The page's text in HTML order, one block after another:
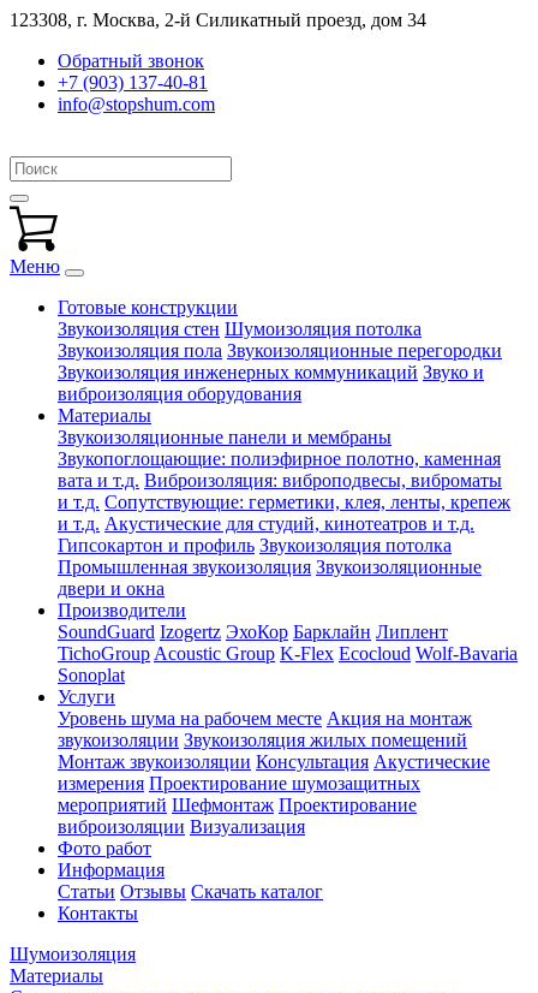
123308, г. Москва, 2-й Силикатный проезд, дом 34
Обратный звонок
+7 (903) 137-40-81
info@stopshum.com
Меню
Готовые конструкции
Звукоизоляция стен Шумоизоляция потолка
Звукоизоляция пола Звукоизоляционные перегородки
Звукоизоляция инженерных коммуникаций Звуко и
виброизоляция оборудования
Материалы
Звукоизоляционные панели и мембраны
Звукопоглощающие: полиэфирное полотно, каменная
вата и т.д. Виброизоляция: виброподвесы, виброматы
и т.д. Сопутствующие: герметики, клея, ленты, крепеж
и т.д. Акустические для студий, кинотеатров и т.д.
Гипсокартон и профиль Звукоизоляция потолка
Промышленная звукоизоляция Звукоизоляционные
двери и окна
Производители
SoundGuard Izogertz ЭхоКор Барклайн Липлент
TichoGroup Acoustic Group K-Flex Ecocloud Wolf-Bavaria
Sonoplat
Услуги
Уровень шума на рабочем месте Акция на монтаж
звукоизоляции Звукоизоляция жилых помещений
Монтаж звукоизоляции Консультация Акустические
измерения Проектирование шумозащитных
мероприятий Шефмонтаж Проектирование
виброизоляции Визуализация
Фото работ
Информация
Статьи Отзывы Скачать каталог
Контакты
Шумоизоляция
Материалы